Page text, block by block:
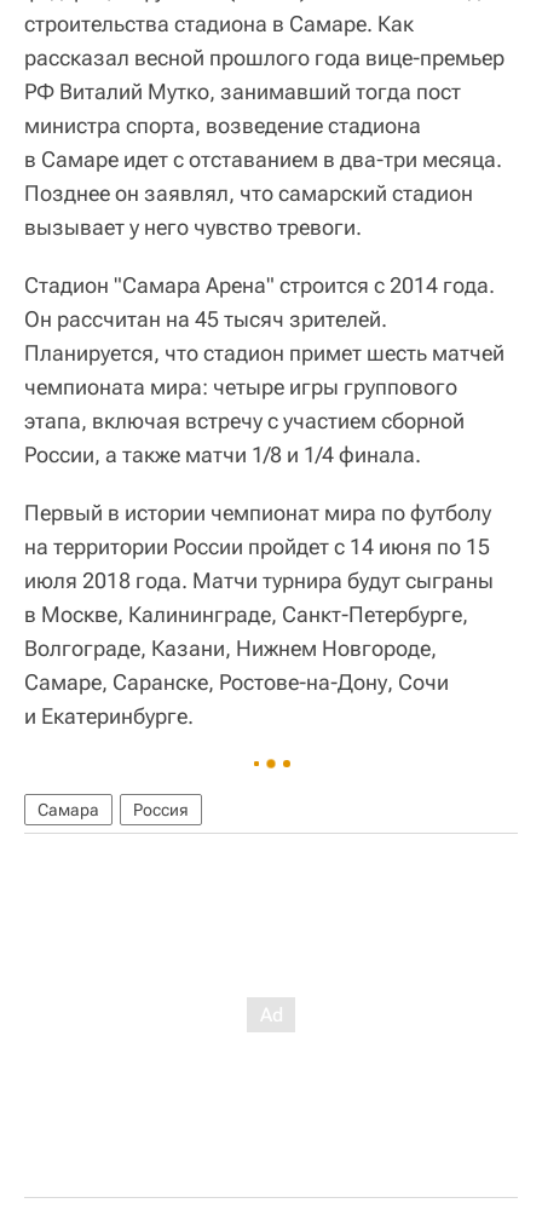
строительства стадиона в Самаре. Как
рассказал весной прошлого года вице-премьер
РФ Виталий Мутко, занимавший тогда пост
министра спорта, возведение стадиона
в Самаре идет с отставанием в два-три месяца.
Позднее он заявлял, что самарский стадион
вызывает у него чувство тревоги.
Стадион "Самара Арена" строится с 2014 года.
Он рассчитан на 45 тысяч зрителей.
Планируется, что стадион примет шесть матчей
чемпионата мира: четыре игры группового
этапа, включая встречу с участием сборной
России, а также матчи 1/8 и 1/4 финала.
Первый в истории чемпионат мира по футболу
на территории России пройдет с 14 июня по 15
июля 2018 года. Матчи турнира будут сыграны
в Москве, Калининграде, Санкт-Петербурге,
Волгограде, Казани, Нижнем Новгороде,
Самаре, Саранске, Ростове-на-Дону, Сочи
и Екатеринбурге.
Самара Россия